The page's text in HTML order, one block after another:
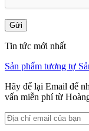
Gửi
Tin tức mới nhất
Sản phẩm tương tự
Hãy để lại Email để
vấn miễn phí từ